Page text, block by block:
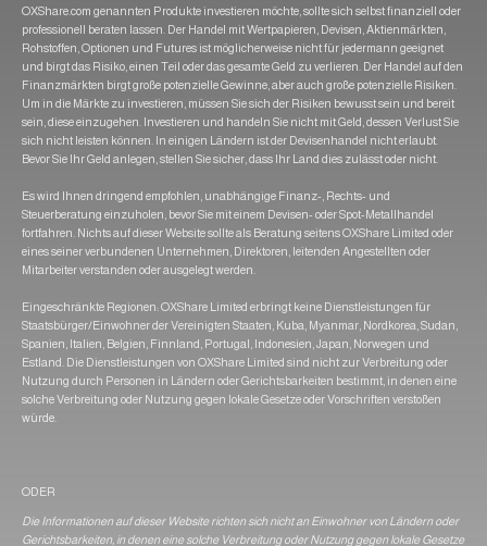
OXShare.com genannten Produkte investieren möchte, sollte sich selbst finanziell oder
professionell beraten lassen. Der Handel mit Wertpapieren, Devisen, Aktienmärkten,
Rohstoffen, Optionen und Futures ist möglicherweise nicht für jedermann geeignet
und birgt das Risiko, einen Teil oder das gesamte Geld zu verlieren. Der Handel auf den
Finanzmärkten birgt große potenzielle Gewinne, aber auch große potenzielle Risiken.
Um in die Märkte zu investieren, müssen Sie sich der Risiken bewusst sein und bereit
sein, diese einzugehen. Investieren und handeln Sie nicht mit Geld, dessen Verlust Sie
sich nicht leisten können. In einigen Ländern ist der Devisenhandel nicht erlaubt.
Bevor Sie Ihr Geld anlegen, stellen Sie sicher, dass Ihr Land dies zulässt oder nicht.
Es wird Ihnen dringend empfohlen, unabhängige Finanz-, Rechts- und
Steuerberatung einzuholen, bevor Sie mit einem Devisen- oder Spot-Metallhandel
fortfahren. Nichts auf dieser Website sollte als Beratung seitens OXShare Limited oder
eines seiner verbundenen Unternehmen, Direktoren, leitenden Angestellten oder
Mitarbeiter verstanden oder ausgelegt werden.
Eingeschränkte Regionen: OXShare Limited erbringt keine Dienstleistungen für
Staatsbürger/Einwohner der Vereinigten Staaten, Kuba, Myanmar, Nordkorea, Sudan,
Spanien, Italien, Belgien, Finnland, Portugal, Indonesien, Japan, Norwegen und
Estland. Die Dienstleistungen von OXShare Limited sind nicht zur Verbreitung oder
Nutzung durch Personen in Ländern oder Gerichtsbarkeiten bestimmt, in denen eine
solche Verbreitung oder Nutzung gegen lokale Gesetze oder Vorschriften verstoßen
würde.
ODER
Die Informationen auf dieser Website richten sich nicht an Einwohner von Ländern oder
Gerichtsbarkeiten, in denen eine solche Verbreitung oder Nutzung gegen lokale Gesetze